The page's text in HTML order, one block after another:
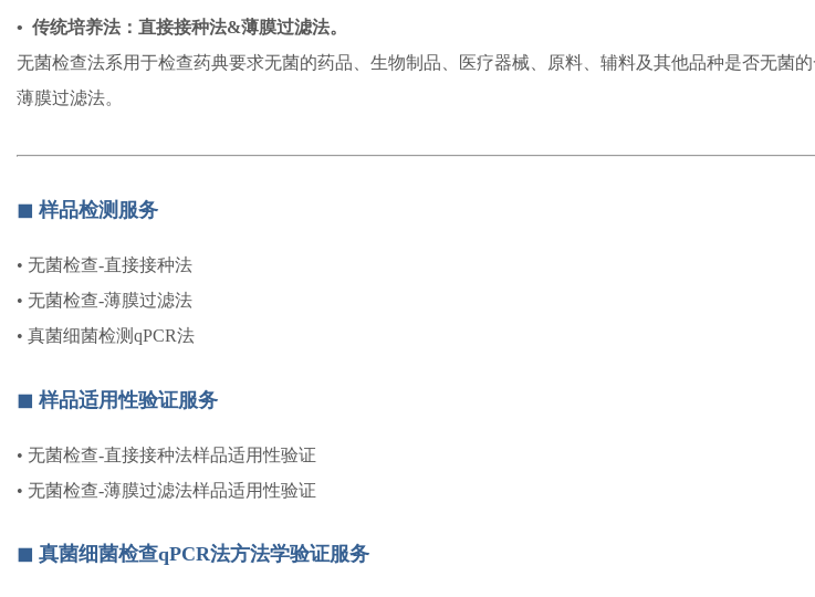
• 传统培养法： 直接接种法&薄膜过滤法。
无菌检查法系用于检查药典要求无菌的药品、生物制品、医疗器械、原料、辅料及其他品种是否无菌
薄膜过滤法。
◼︎ 样品检测服务
• 无菌检查-直接接种法
• 无菌检查-薄膜过滤法
• 真菌细菌检测qPCR法
◼︎ 样品适用性验证服务
• 无菌检查-直接接种法样品适用性验证
• 无菌检查-薄膜过滤法样品适用性验证
◼︎ 真菌细菌检查qPCR法方法学验证服务